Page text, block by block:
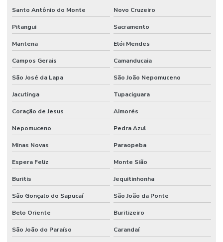
Santo Antônio do Monte Novo Cruzeiro
Pitangui Sacramento
Mantena Elói Mendes
Campos Gerais Camanducaia
São José da Lapa São João Nepomuceno
Jacutinga Tupaciguara
Coração de Jesus Aimorés
Nepomuceno Pedra Azul
Minas Novas Paraopeba
Espera Feliz Monte Sião
Buritis Jequitinhonha
São Gonçalo do Sapucaí São João da Ponte
Belo Oriente Buritizeiro
São João do Paraíso Carandaí